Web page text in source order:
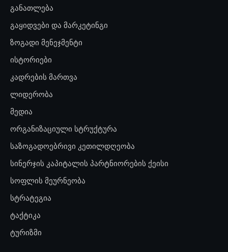
განათლება
გაყიდვები და მარკეტინგი
ზოგადი მენეჯმენტი
ისტორიები
კადრების მართვა
ლიდერობა
მედია
ორგანიზაციული სტრუქტურა
საზოგადოებრივი კეთილდღეობა
სინერჯის კაპიტალის პარტნიორების ქეისი
სოფლის მეურნეობა
სტრატეგია
ტაქტიკა
ტურიზმი